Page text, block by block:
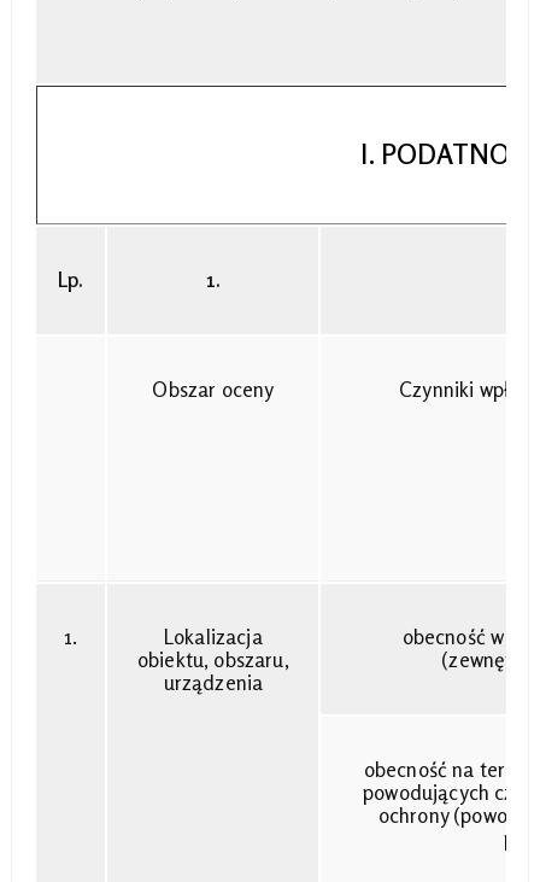
I.
Lp. 1.
Obszar oceny Czynniki
1.
Lokalizacja
obiektu, obszaru,
urządzenia
obecność w
obecność na
powodujących
ochrony